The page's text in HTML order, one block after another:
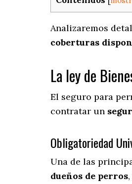
Analizaremos
coberturas
La ley de
El seguro para
contratar un
Obligatoriedad
Una de las
dueños de perros